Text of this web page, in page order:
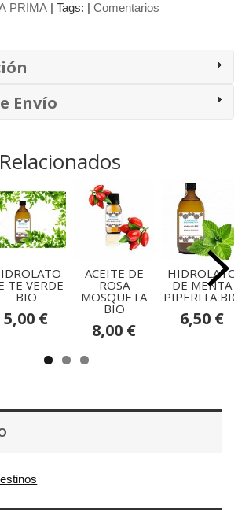
PRIMA | Tags: | Comentarios
Envío
TE VERDE
BIO
5,00 €
ACEITE DE
ROSA
MOSQUETA
BIO
8,00 €
HIDROLATO
DE MENTA
PIPERITA BIO
6,50 €